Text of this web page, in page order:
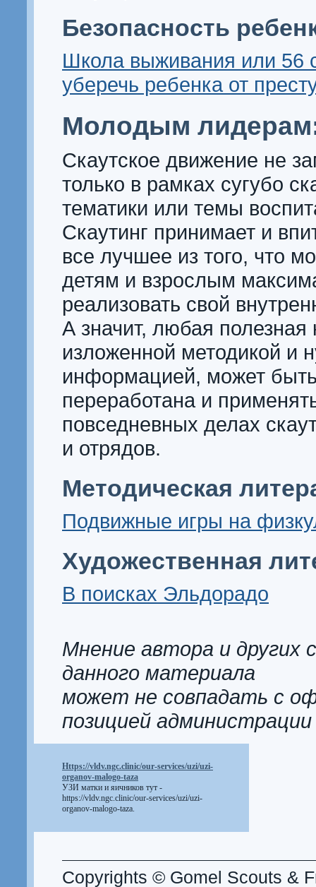
Безопасность
Школа выживания или 56
уберечь ребенка от
Молодым
Скаутское движение не
только в рамках сугубо
тематики или темы
Скаутинг принимает и
все лучшее из того, что
детям и взрослым
реализовать свой
А значит, любая полезная
изложенной методикой и
информацией, может быть
переработана и
повседневных делах
и отрядов.
Методическая
Подвижные игры на
Художественная
В поисках Эльдорадо
Мнение автора и других
данного материала
может не совпадать с
позицией
Https://vldv.ngc.clinic/our-services/uzi/uzi-
organov-malogo-taza
УЗИ матки и яичников тут -
https://vldv.ngc.clinic/our-services/uzi/uzi-
organov-malogo-taza.
Copyrights © Gomel Scouts &